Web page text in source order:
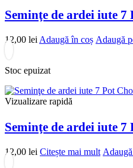
Seminţe de ardei iute
12,00 lei Adaugă în coș Adaugă
Stoc epuizat
Vizualizare rapidă
Seminţe de ardei iute 7
12,00 lei Citește mai mult